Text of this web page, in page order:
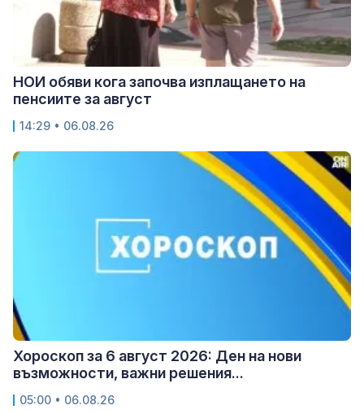
НОИ обяви кога започва изплащането на
пенсиите за август
14:29 • 06.08.26
Хороскоп за 6 август 2026: Ден на нови
възможности, важни решения...
05:00 • 06.08.26